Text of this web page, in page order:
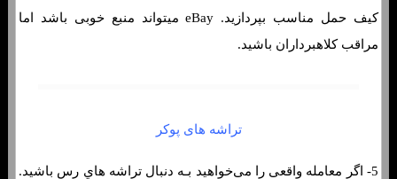
کیف حمل مناسب بپردازید. eBay میتواند منبع خوبی باشد اما
مراقب کلاهبرداران باشید.
تراشه های پوکر
5- اگر معامله واقعی را می‌خواهید بـه دنبال تراشه هاي‌ رس باشید.